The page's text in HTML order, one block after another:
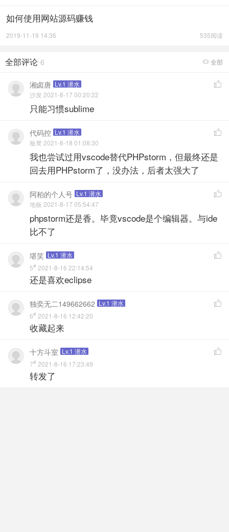
如何使用网站源码赚钱
535阅读
2019-11-19 14:36
 全部
全部评论 6

湘卤唐 Lv.1 潜水
沙发 2021-8-17 00:20:22
只能习惯sublime

代码控 Lv.1 潜水
板凳 2021-8-18 01:08:30
我也尝试过用vscode替代PHPstorm，但最终还是
回去用PHPstorm了，没办法，后者太强大了

阿柏的个人号 Lv.1 潜水
地板 2021-8-17 05:54:47
phpstorm还是香。毕竟vscode是个编辑器。与ide
比不了

堪笑 Lv.1 潜水
5# 2021-8-16 22:14:54
还是喜欢eclipse

独奕无二149662662 Lv.1 潜水
6# 2021-8-16 12:42:20
收藏起来

十方斗室 Lv.1 潜水
7# 2021-8-16 17:23:49
转发了